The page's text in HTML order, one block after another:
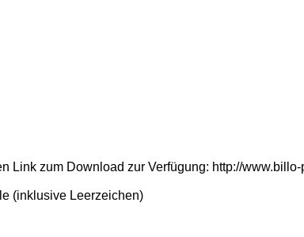
Link zum Download zur Verfügung: http://
(inklusive Leerzeichen)